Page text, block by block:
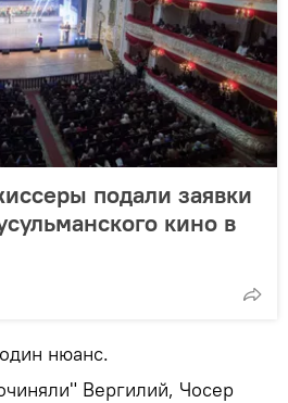
подали заявки
кино в
нюанс.
Вергилий, Чосер